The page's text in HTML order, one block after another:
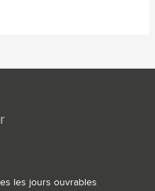
les jours ouvrables